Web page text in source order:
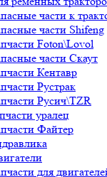
части к
части Shifeng
Foton\Lovol
части Скаут
Кентавр
Рустрак
Русич\TZR
уралец
Файтер
для